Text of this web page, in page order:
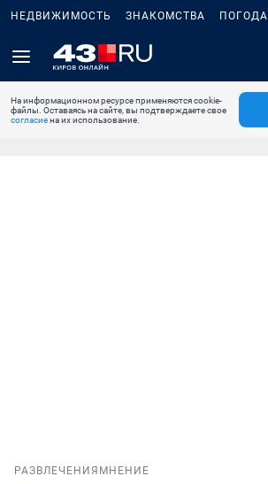
НЕДВИЖИМОСТЬ ЗНАКОМСТВА ПОГОДА
На информационном ресурсе применяются cookie-
файлы. Оставаясь на сайте, вы подтверждаете свое
согласиена их использование.
РАЗВЛЕЧЕНИЯ МНЕНИЕ